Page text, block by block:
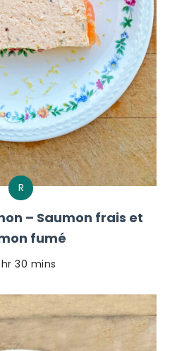
R
– Saumon frais et
fumé
hr 30 mins